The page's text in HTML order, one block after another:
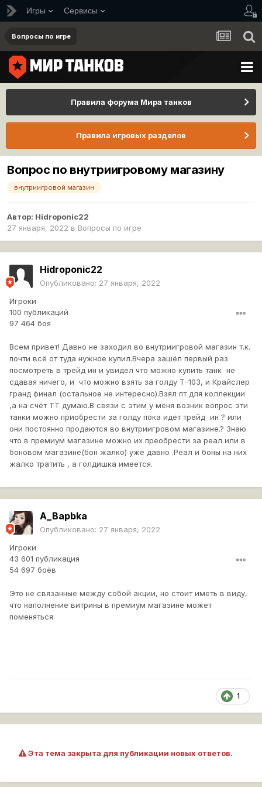
Игры Сервисы
Вопросы по игре
Правила форума Мира танков
Правила игровых разделов
Вопрос по внутриигровому магазину
внутриигровой магазин
Автор: Hidroponic22
27 января, 2022 в Вопросы по игре
Hidroponic22
Опубликовано: 27 января, 2022
Игроки
100 публикаций
97 464 боя
Всем привет! Давно не заходил во внутриигровой магазин т.к.
почти всё от туда нужное купил.Вчера зашёл первый раз
посмотреть в трейд ин и увидел что можно купить танк не
сдавая ничего, и что можно взять за голду Т-103, и Крайслер
гранд финал (остальное не интересно).Взял пт для коллекции
,а на счёт ТТ думаю.В связи с этим у меня возник вопрос эти
танки можно приобрести за голду пока идёт трейд ин ? или
они постоянно продаются во внутриигровом магазине.? Знаю
что в премиум магазине можно их преобрести за реал или в
боновом магазине(бон жалко) уже давно .Реал и боны на них
жалко тратить , а голдишка имеется.
A_Bapbka
Опубликовано: 27 января, 2022
Игроки
43 601 публикация
54 697 боёв
Это не связанные между собой акции, но стоит иметь в виду,
что наполнение витрины в премиум магазине может
поменяться.
1
Эта тема закрыта для публикации новых ответов.